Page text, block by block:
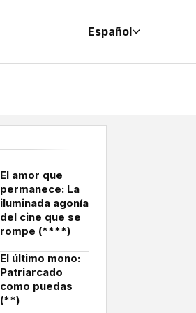
Español
El amor que
permanece: La
iluminada agonía
del cine que se
rompe (****)
El último mono:
Patriarcado
como puedas
(**)